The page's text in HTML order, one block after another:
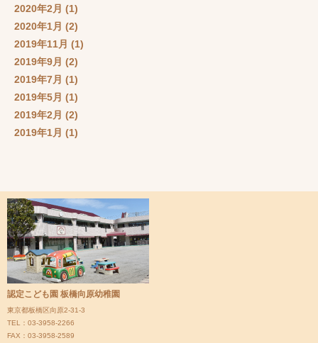
2020年2月 (1)
2020年1月 (2)
2019年11月 (1)
2019年9月 (2)
2019年7月 (1)
2019年5月 (1)
2019年2月 (2)
2019年1月 (1)
認定こども園 板橋向原幼稚園
東京都板橋区向原2-31-3
TEL：03-3958-2266
FAX：03-3958-2589